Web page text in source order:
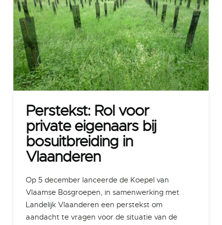
Perstekst: Rol voor
private eigenaars bij
bosuitbreiding in
Vlaanderen
Op 5 december lanceerde de Koepel van
Vlaamse Bosgroepen, in samenwerking met
Landelijk Vlaanderen een perstekst om
aandacht te vragen voor de situatie van de